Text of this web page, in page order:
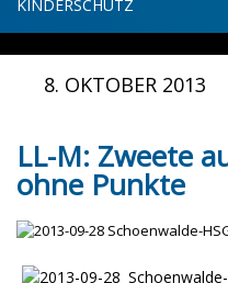
KINDERSCHUTZ
8. OKTOBER 2013
LL-M: Zweete
ohne Punkte